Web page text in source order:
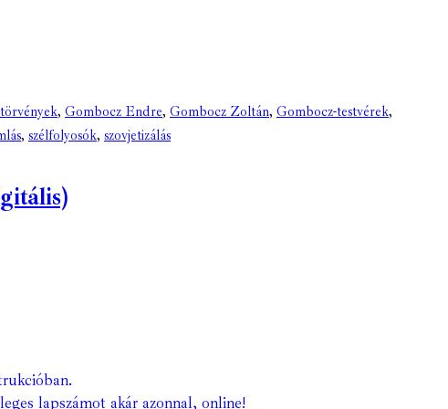
, Gombocz Endre, Gombocz Zoltán, Gombocz-testvérek,
, szélfolyosók, szovjetizálás
lapszámot akár azonnal, online!